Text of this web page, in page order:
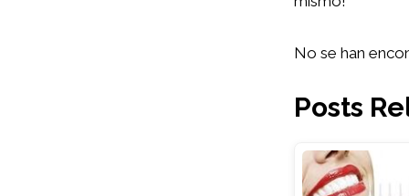
No se han
Posts